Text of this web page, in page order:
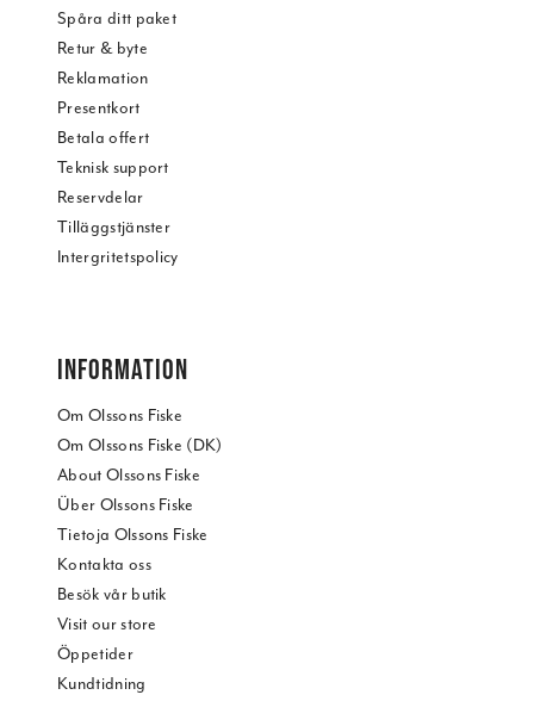
Spåra ditt paket
Retur & byte
Reklamation
Presentkort
Betala offert
Teknisk support
Reservdelar
Tilläggstjänster
Intergritetspolicy
INFORMATION
Om Olssons Fiske
Om Olssons Fiske (DK)
About Olssons Fiske
Über Olssons Fiske
Tietoja Olssons Fiske
Kontakta oss
Besök vår butik
Visit our store
Öppetider
Kundtidning